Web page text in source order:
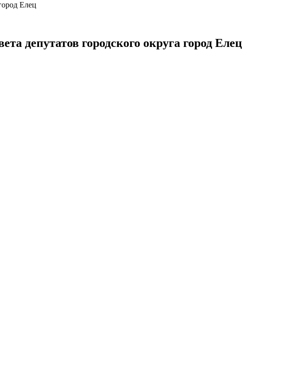
Елец
депутатов городского округа город Елец